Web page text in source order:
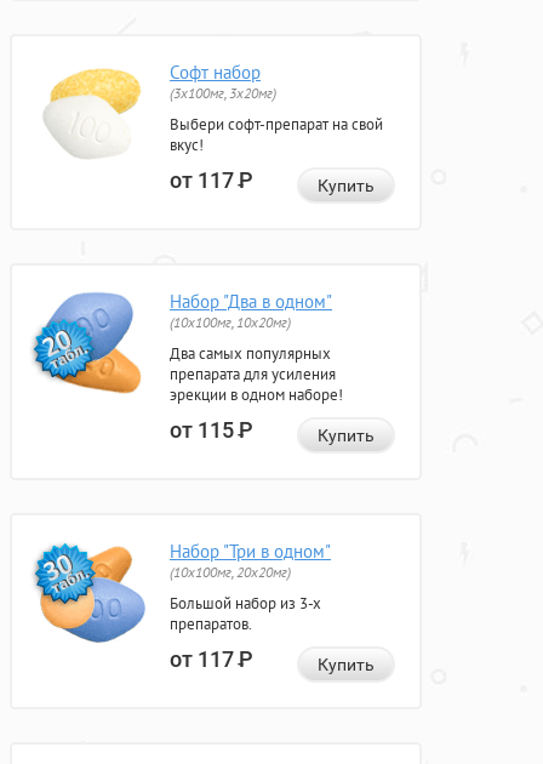
Софт набор
(3x100мг, 3x20мг)
Выбери софт-препарат на свой
вкус!
от 117Р Купить
Набор "Два в одном"
(10x100мг, 10x20мг)
Два самых популярных
препарата для усиления
эрекции в одном наборе!
от 115Р Купить
Набор "Три в одном"
(10x100мг, 20x20мг)
Большой набор из 3-х
препаратов.
от 117Р Купить